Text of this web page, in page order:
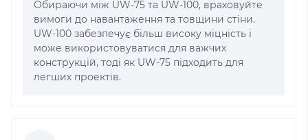
Обираючи між UW-75 та UW-100, враховуйте
вимоги до навантаження та товщини стіни.
UW-100 забезпечує більш високу міцність і
може використовуватися для важчих
конструкцій, тоді як UW-75 підходить для
легших проектів.